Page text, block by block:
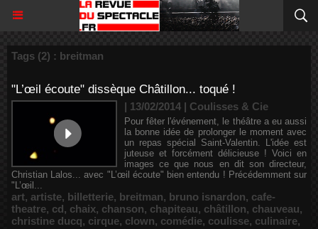
Tags (2) : breitman
"L’œil écoute" dissèque Châtillon... toqué !
| 13/02/2014 | Coulisses & Cie
Pour fêter l'événement, le théâtre a eu aussi
la bonne idée de prolonger le moment avec
un repas spécial Saint-Valentin. L'idée est
juteuse et forcément délicieuse ! Voici en
images ce que nous en dit son directeur,
Christian Lalos... avec "L’œil écoute" bien entendu ! Précédemment sur
"L’œil...
art, artiste, billetterie, breitman, bruno isnardon, cafe-
theatre, cd, chaix, chanson, chapiteau, châtillon, chauveau,
christine ducq, cirque, clown, comédie, coulisse, culinaire,